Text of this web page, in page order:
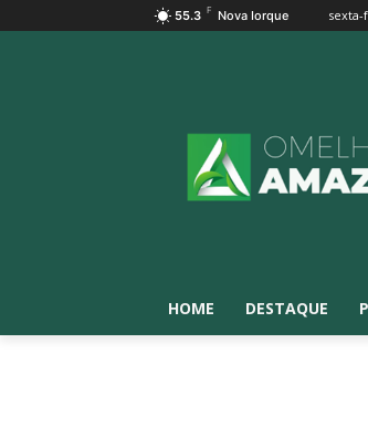
55.3 F Nova Iorque sexta-
HOME DESTAQUE